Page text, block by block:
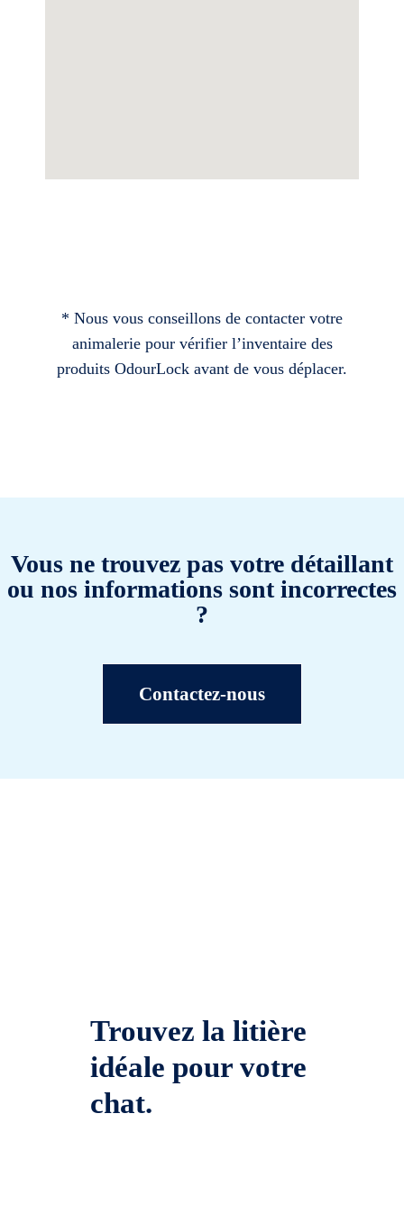
* Nous vous conseillons de contacter votre
animalerie pour vérifier l’inventaire des
produits OdourLock avant de vous déplacer.
Vous ne trouvez pas votre détaillant
ou nos informations sont incorrectes
?
Contactez-nous
Trouvez la litière
idéale pour votre
chat.